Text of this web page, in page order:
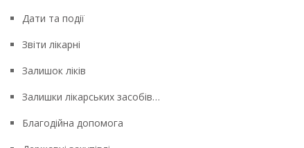
Дати та події
Звіти лікарні
Залишок ліків
Залишки лікарських засобів…
Благодійна допомога